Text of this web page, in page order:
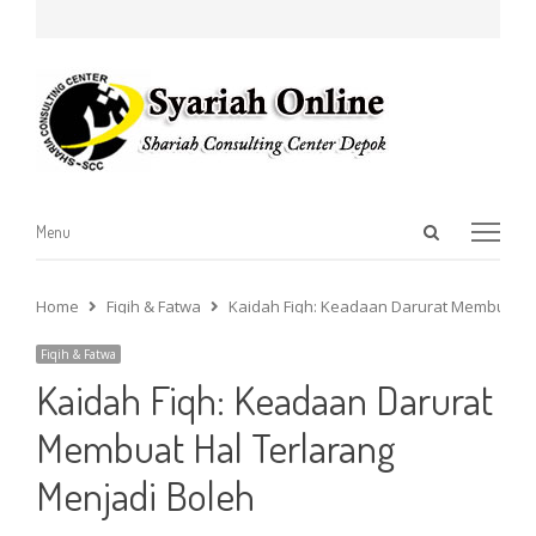
Open
Menu
Menu
Home Fiqih & Fatwa Kaidah Fiqh: Keadaan Darurat Membuat
Fiqih & Fatwa
Kaidah Fiqh: Keadaan Darurat
Membuat Hal Terlarang
Menjadi Boleh